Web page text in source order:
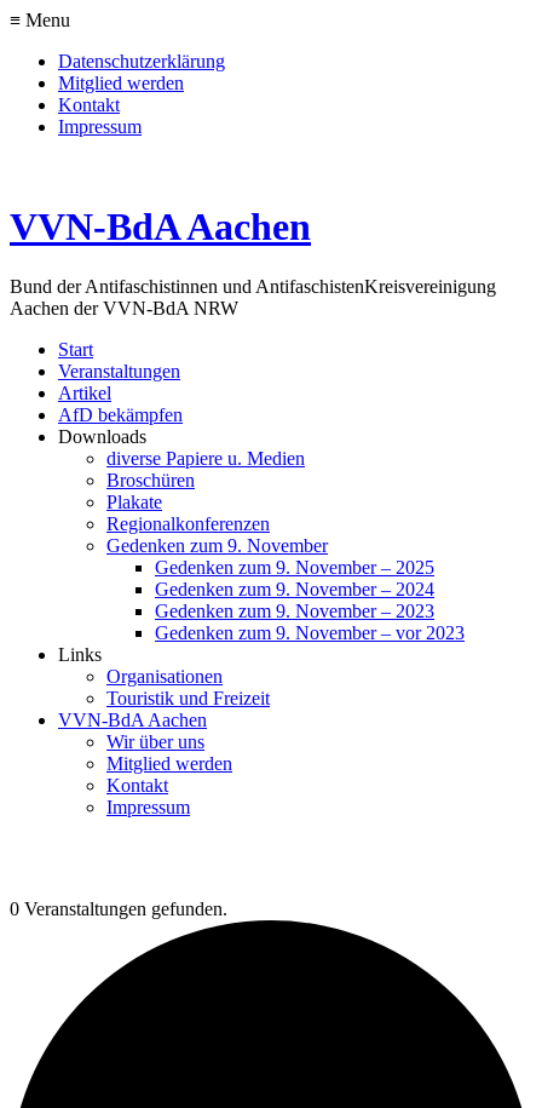
≡ Menu
Datenschutzerklärung
Mitglied werden
Kontakt
Impressum
VVN-BdA Aachen
Bund der Antifaschistinnen und AntifaschistenKreisvereinigung
Aachen der VVN-BdA NRW
Start
Veranstaltungen
Artikel
AfD bekämpfen
Downloads
diverse Papiere u. Medien
Broschüren
Plakate
Regionalkonferenzen
Gedenken zum 9. November
Gedenken zum 9. November – 2025
Gedenken zum 9. November – 2024
Gedenken zum 9. November – 2023
Gedenken zum 9. November – vor 2023
Links
Organisationen
Touristik und Freizeit
VVN-BdA Aachen
Wir über uns
Mitglied werden
Kontakt
Impressum
0 Veranstaltungen gefunden.